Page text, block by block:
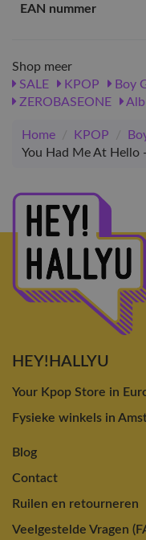
EAN nummer
Shop meer
SALE
KPOP Boy
ZEROBASEONE
Home / KPOP /
You Had Me At Hello
HEY!HALLYU
Your Kpop Store in
Fysieke winkels in
Blog
Contact
Ruilen en retourneren
Veelgestelde Vragen